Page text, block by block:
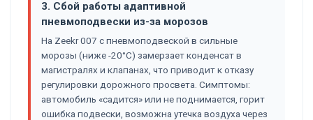
3. Сбой работы адаптивной
пневмоподвески из-за морозов
На Zeekr 007 с пневмоподвеской в сильные
морозы (ниже -20°C) замерзает конденсат в
магистралях и клапанах, что приводит к отказу
регулировки дорожного просвета. Симптомы:
автомобиль «садится» или не поднимается, горит
ошибка подвески, возможна утечка воздуха через